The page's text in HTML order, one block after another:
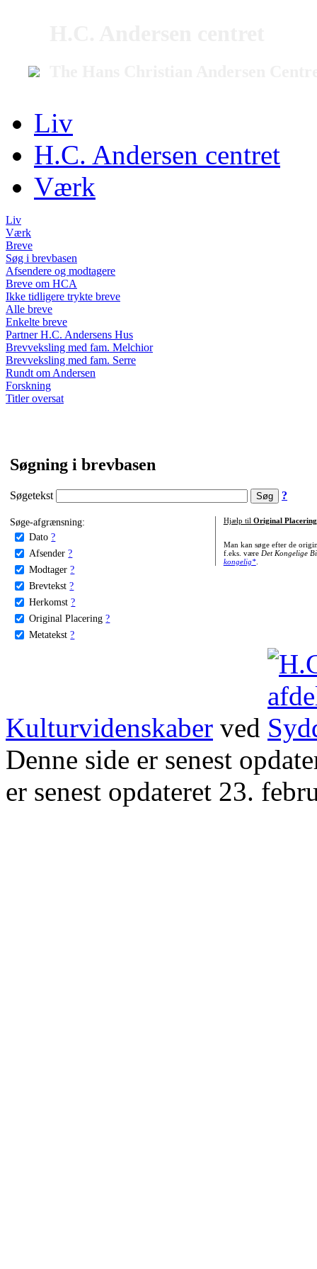
Liv
H.C. Andersen centret
Værk
Liv
Værk
Breve
Søg i brevbasen
Afsendere og modtagere
Breve om HCA
Ikke tidligere trykte breve
Alle breve
Enkelte breve
Partner H.C. Andersens Hus
Brevveksling med fam. Melchior
Brevveksling med fam. Serre
Rundt om Andersen
Forskning
Titler oversat
Søgning i brevbasen
Søgetekst ?
Søge-afgrænsning:
Dato ?
Afsender ?
Modtager ?
Brevtekst ?
Herkomst ?
Original Placering ?
Metatekst ?
Hjælp til Original Placering
Man kan søge efter de
f.eks. være Det Kongelige
kongelig*.
Kulturvidenskaber ved
Denne side er senest
er senest opdateret 23.